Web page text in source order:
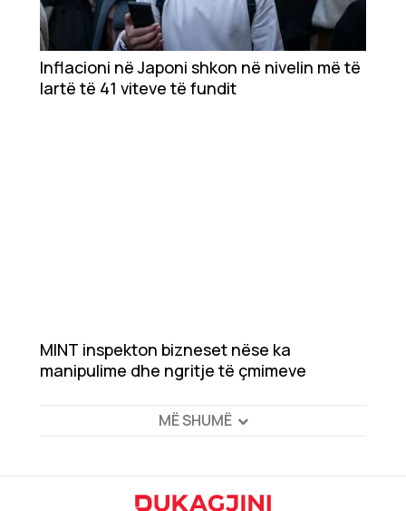
Inflacioni në Japoni shkon në nivelin më të
lartë të 41 viteve të fundit
MINT inspekton bizneset nëse ka
manipulime dhe ngritje të çmimeve
MË SHUMË